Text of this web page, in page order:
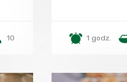
10 1 godz.